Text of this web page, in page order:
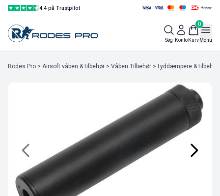
4.4 på Trustpilot
Søg Konto
0
KurvMenu
Rodes Pro > Airsoft våben & tilbehør > Våben Tilbehør > Lyddæmpere &